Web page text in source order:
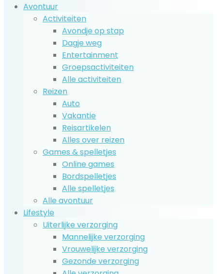
Avontuur
Activiteiten
Avondje op stap
Dagje weg
Entertainment
Groepsactiviteiten
Alle activiteiten
Reizen
Auto
Vakantie
Reisartikelen
Alles over reizen
Games & spelletjes
Online games
Bordspelletjes
Alle spelletjes
Alle avontuur
Lifestyle
Uiterlijke verzorging
Mannelijke verzorging
Vrouwelijke verzorging
Gezonde verzorging